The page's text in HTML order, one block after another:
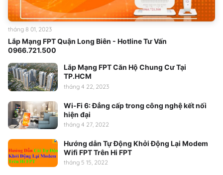
Lắp Mạng FPT Quận Long Biên - Hotline Tư Vấn
0966.721.500
tháng 8 01, 2023
Lắp Mạng FPT Căn Hộ Chung Cư Tại
TP.HCM
tháng 4 22, 2023
Wi-Fi 6: Đẳng cấp trong công nghệ kết nối
hiện đại
tháng 4 27, 2022
Hướng dẫn Tự Động Khởi Động Lại Modem
Wifi FPT Trên Hi FPT
tháng 5 15, 2022